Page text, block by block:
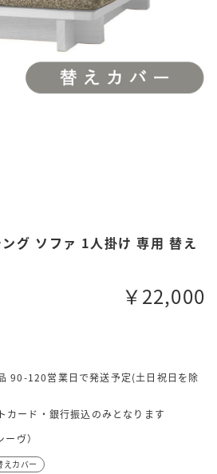
ング ソファ 1人掛け 専用 替え
￥22,000
90-120営業日で発送予定(土日祝日を除
カード・銀行振込のみとなります
ヴ）
えカバー